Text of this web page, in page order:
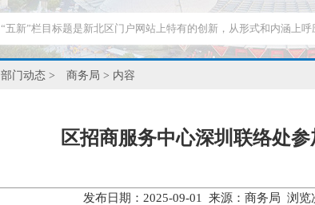
部门动态 > 商务局 > 内容
区招商服务中心深圳联络处
发布日期：2025-09-01 来源：商务局 浏览